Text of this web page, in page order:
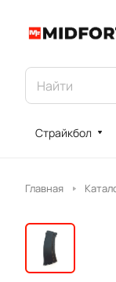
Страйкбол
Главная